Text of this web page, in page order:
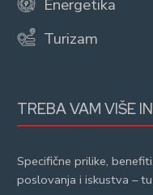
Energetika
Turizam
TREBA VAM VIŠE
Specifične prilike,
poslovanja i iskustva –